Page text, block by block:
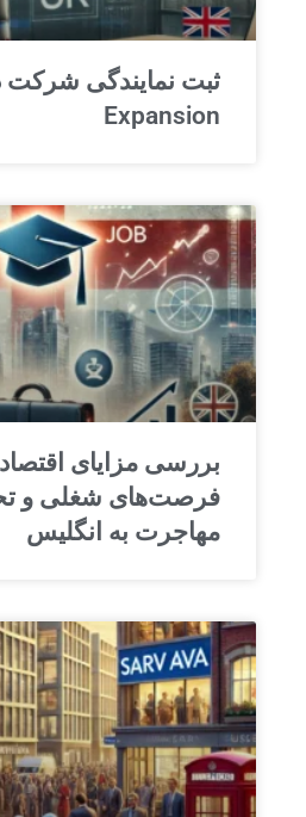
ثبت نمایندگی شرکت
Expansion
بررسی مزایای
فرصت‌های شغلی و
مهاجرت به انگلیس